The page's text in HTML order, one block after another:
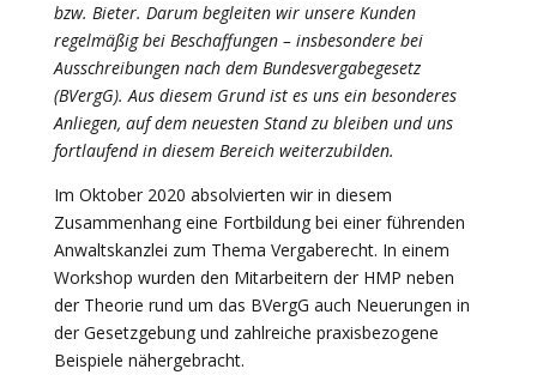
bzw. Bieter. Darum begleiten wir unsere Kunden
regelmäßig bei Beschaffungen – insbesondere bei
Ausschreibungen nach dem Bundesvergabegesetz
(BVergG). Aus diesem Grund ist es uns ein besonderes
Anliegen, auf dem neuesten Stand zu bleiben und uns
fortlaufend in diesem Bereich weiterzubilden.
Im Oktober 2020 absolvierten wir in diesem
Zusammenhang eine Fortbildung bei einer führenden
Anwaltskanzlei zum Thema Vergaberecht. In einem
Workshop wurden den Mitarbeitern der HMP neben
der Theorie rund um das BVergG auch Neuerungen in
der Gesetzgebung und zahlreiche praxisbezogene
Beispiele nähergebracht.